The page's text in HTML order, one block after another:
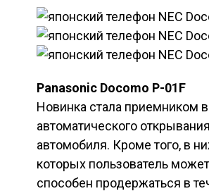
Panasonic Docomo P-01F
Новинка стала приемником
автоматического
автомобиля. Кроме того, в
которых пользователь
способен продержаться в